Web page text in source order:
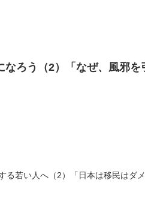
なろう（2）「なぜ、風邪を
る若い人へ（2）「日本は移民はダメ